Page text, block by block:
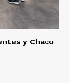
y Chaco